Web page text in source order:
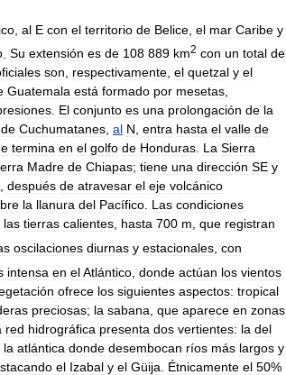
al E con el territorio de Belice el mar Caribe y
Su extensión es de 108 889 km2 con un total de
son, respectivamente, el quetzal y el
Guatemala está formado por mesetas,
. El conjunto es una prolongación de la
de Cuchumatanes, al N, entra hasta el valle de
termina en el golfo de Honduras. La Sierra
Madre de Chiapas; tiene una dirección SE y
, después de atravesar el eje volcánico
la llanura del Pacífico. Las condiciones
las tierras calientes, hasta 700 m, que registran
oscilaciones diurnas y estacionales con
intensa en elAtlántico donde actúan los vientos
ofrece los siguientes aspectos: tropical
preciosas; la sabana que aparece en zonas
red hidrográfica presenta dos vertientes: la del
la atlántica donde desembocan ríos más largos y
el Izabal y el Güija Étnicamente el 50%